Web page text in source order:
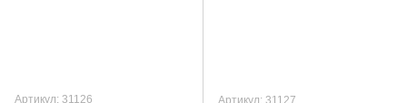
Артикул: 31126 Артикул: 31127